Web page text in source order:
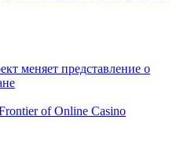
меняет представление о
of Online Casino